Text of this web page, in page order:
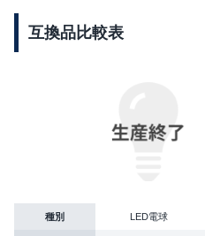
互換品比較表
種別 LED電球